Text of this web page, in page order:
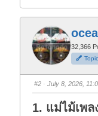
i
k
f
o
r
t
h
u
m
d
o
n
i
k
o
r
t
h
u
m
u
p
32,366
#2 · July 8, 2026,
1. แม่ไม้เพ